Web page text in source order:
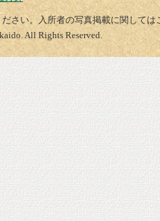
さい。入所者の写真掲載に関して
All Rights Reserved.